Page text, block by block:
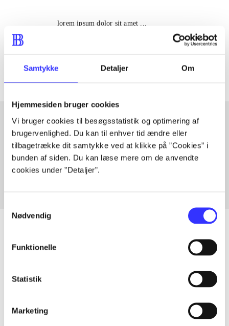
Samtykke Detaljer Om
Hjemmesiden bruger cookies
Vi bruger cookies til besøgsstatistik og optimering af
brugervenlighed. Du kan til enhver tid ændre eller
tilbagetrække dit samtykke ved at klikke på ”Cookies” i
bunden af siden. Du kan læse mere om de anvendte
cookies under ”Detaljer”.
Nødvendig
Funktionelle
Statistik
Marketing
lorem ipsum dolor sit amet ...
Artikler med samme emner
Fra